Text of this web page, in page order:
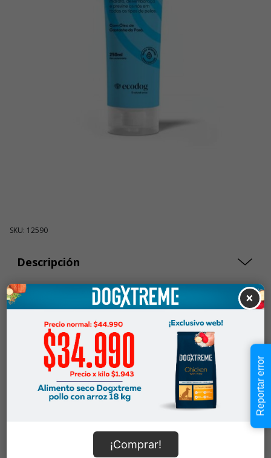
SKU: 12590
Descripción
Cantidad:
-
$9.990
Añadir al carrito
Información de envío
×
¡Comprar!
Reportar error